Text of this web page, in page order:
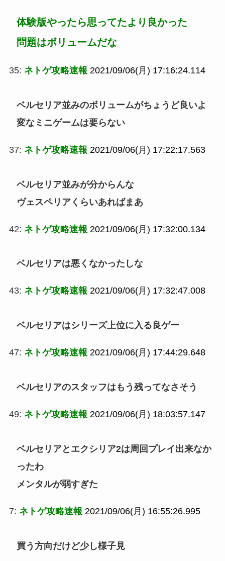
体験版やったら思ってたより良かった
問題はボリュームだな
35: ネトゲ攻略速報 2021/09/06(月) 17:16:24.114
ベルセリア並みのボリュームがちょうど良いよ
変なミニゲームは要らない
37: ネトゲ攻略速報 2021/09/06(月) 17:22:17.563
ベルセリア並みが分からんな
ヴェスペリアくらいあればまあ
42: ネトゲ攻略速報 2021/09/06(月) 17:32:00.134
ベルセリアは悪くなかったしな
43: ネトゲ攻略速報 2021/09/06(月) 17:32:47.008
ベルセリアはシリーズ上位に入る良ゲー
47: ネトゲ攻略速報 2021/09/06(月) 17:44:29.648
ベルセリアのスタッフはもう残ってなさそう
49: ネトゲ攻略速報 2021/09/06(月) 18:03:57.147
ベルセリアとエクシリア2は周回プレイ出来なか
ったわ
メンタルが弱すぎた
7: ネトゲ攻略速報 2021/09/06(月) 16:55:26.995
買う方向だけど少し様子見